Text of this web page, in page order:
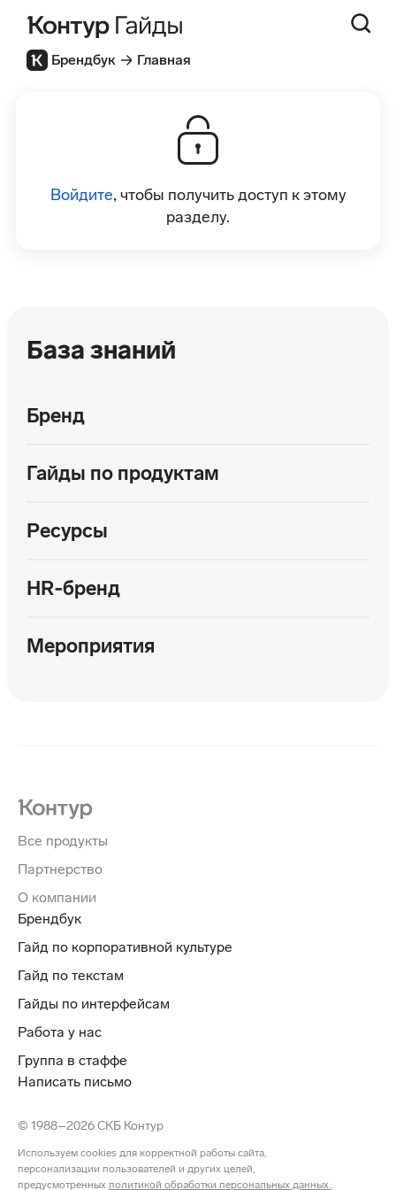
Брендбук Главная
Войдите, чтобы получить доступ к этому
разделу.
База знаний
Бренд
Гайды по продуктам
Ресурсы
HR‑бренд
Мероприятия
Все продукты
Партнерство
О компании
Брендбук
Гайд по корпоративной культуре
Гайд по текстам
Гайды по интерфейсам
Работа у нас
Группа в стаффе
Написать письмо
© 1988–2026 СКБ Контур
Используем cookies для корректной работы сайта,
персонализации пользователей и других целей,
предусмотренных политикой обработки персональных данных..